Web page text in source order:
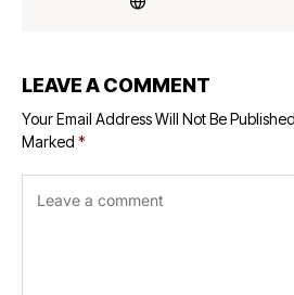
LEAVE A COMMENT
Your Email Address Will Not Be
Marked *